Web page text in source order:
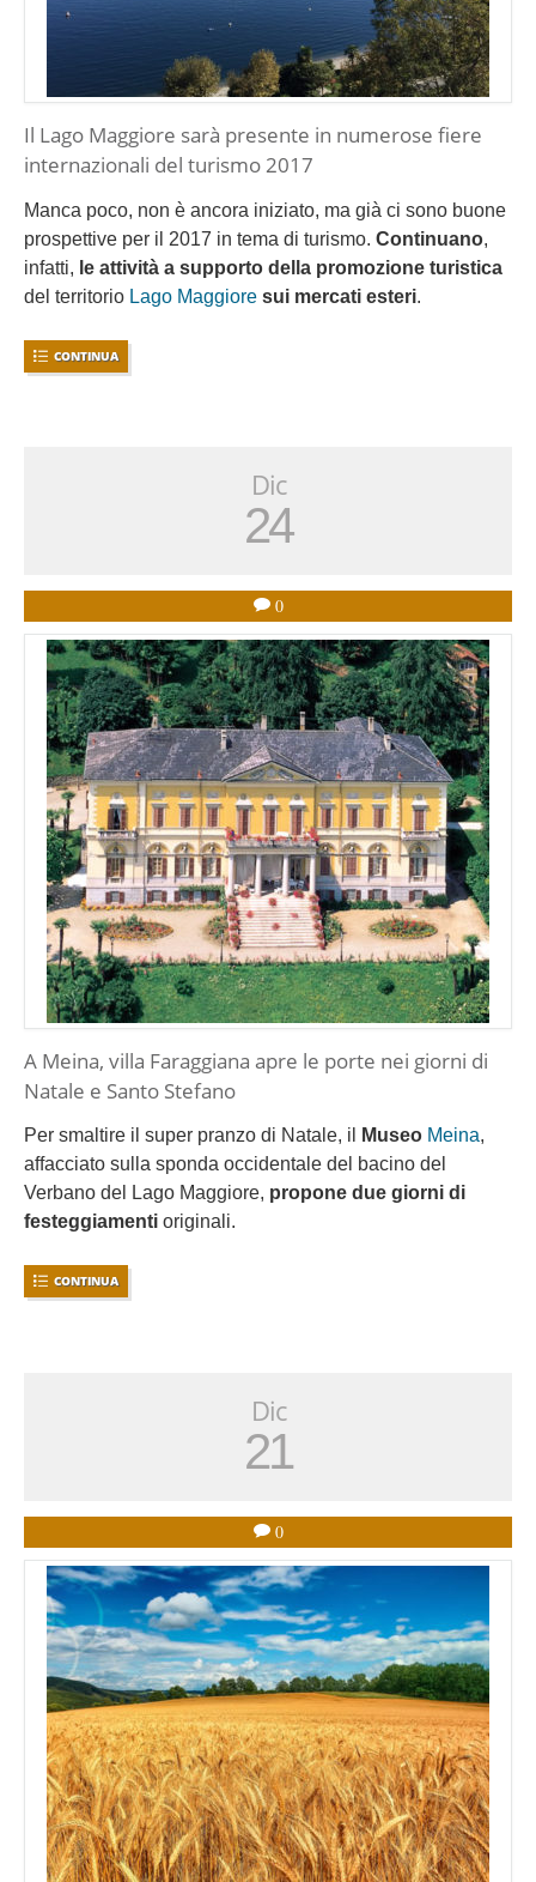
Il Lago Maggiore sarà presente in numerose fiere
internazionali del turismo 2017
Manca poco, non è ancora iniziato, ma già ci sono buone
prospettive per il 2017 in tema di turismo. Continuano,
infatti, le attività a supporto della promozione turistica
del territorio Lago Maggiore sui mercati esteri.
CONTINUA
Dic
24
0
A Meina, villa Faraggiana apre le porte nei giorni di
Natale e Santo Stefano
Per smaltire il super pranzo di Natale, il Museo Meina,
affacciato sulla sponda occidentale del bacino del
Verbano del Lago Maggiore, propone due giorni di
festeggiamenti originali.
CONTINUA
Dic
21
0